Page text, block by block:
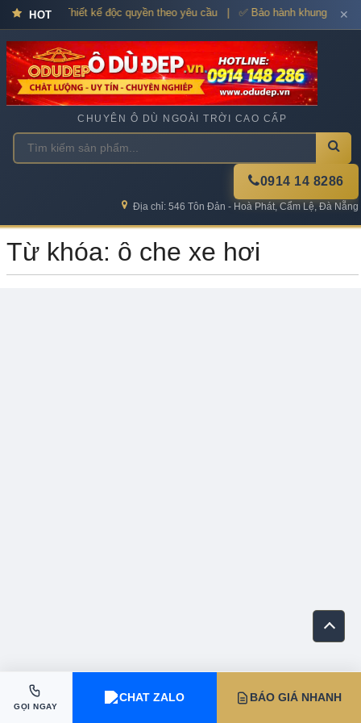
HOT
cao cấp – Thiết kế độc quyền theo yêu cầu | ✅ Bảo hành khung ✕
CHUYÊN Ô DÙ NGOÀI TRỜI CAO CẤP
0914 14 8286
Địa chỉ: 546 Tôn Đản - Hoà Phát, Cẩm Lệ, Đà Nẵng
Từ khóa: ô che xe hơi
GỌI NGAY
CHAT ZALO BÁO GIÁ NHANH